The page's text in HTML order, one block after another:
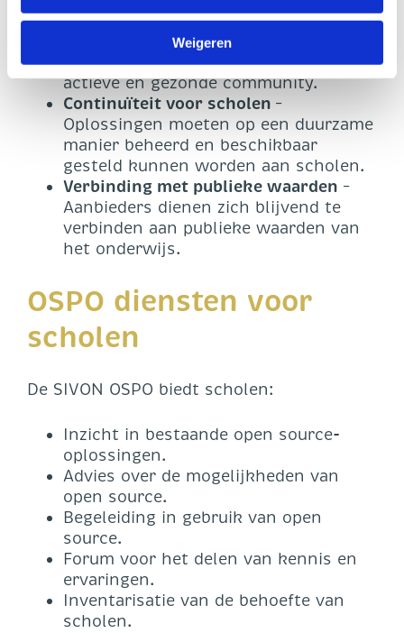
Weigeren
moet structureel onderhouden
worden door een professionele partij,
bij voorkeur ondersteund door een
actieve en gezonde community.
Continuïteit voor scholen –
Oplossingen moeten op een duurzame
manier beheerd en beschikbaar
gesteld kunnen worden aan scholen.
Verbinding met publieke waarden –
Aanbieders dienen zich blijvend te
verbinden aan publieke waarden van
het onderwijs.
OSPO diensten voor
scholen
De SIVON OSPO biedt scholen:
Inzicht in bestaande open source-
oplossingen.
Advies over de mogelijkheden van
open source.
Begeleiding in gebruik van open
source.
Forum voor het delen van kennis en
ervaringen.
Inventarisatie van de behoefte van
scholen.